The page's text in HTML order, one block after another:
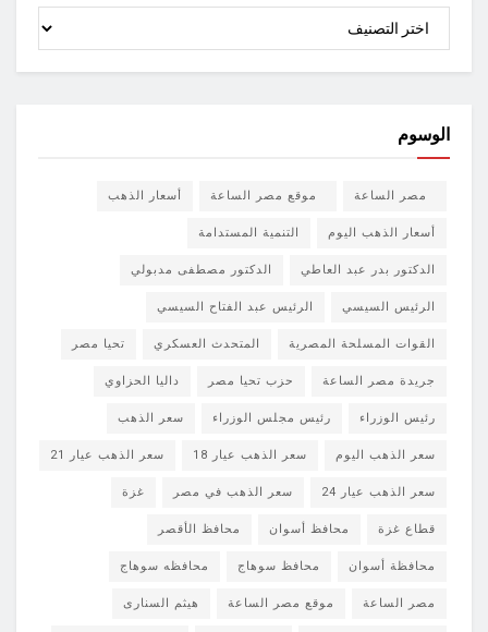
الأقسام
الوسوم
مصر الساعة موقع مصر الساعة أسعار الذهب
أسعار الذهب اليوم التنمية المستدامة
الدكتور بدر عبد العاطي الدكتور مصطفى مدبولي
الرئيس السيسي الرئيس عبد الفتاح السيسي
القوات المسلحة المصرية المتحدث العسكري تحيا مصر
جريدة مصر الساعة حزب تحيا مصر داليا الحزاوي
رئيس الوزراء رئيس مجلس الوزراء سعر الذهب
سعر الذهب اليوم سعر الذهب عيار 18 سعر الذهب عيار 21
سعر الذهب عيار 24 سعر الذهب في مصر غزة
قطاع غزة محافظ أسوان محافظ الأقصر
محافظة أسوان محافظ سوهاج محافظه سوهاج
مصر الساعة موقع مصر الساعة هيثم السنارى